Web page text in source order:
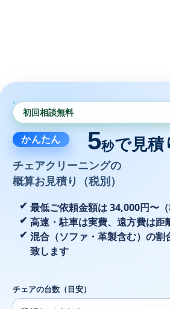
初回相談無料
かんたん 5秒で見積
チェアクリーニングの
概算お見積り（税別）
最低ご依頼金額は 34,000円〜（
高速・駐車は実費、遠方費は距
混合（ソファ・革製含む）の割
致します
チェアの台数（目安）